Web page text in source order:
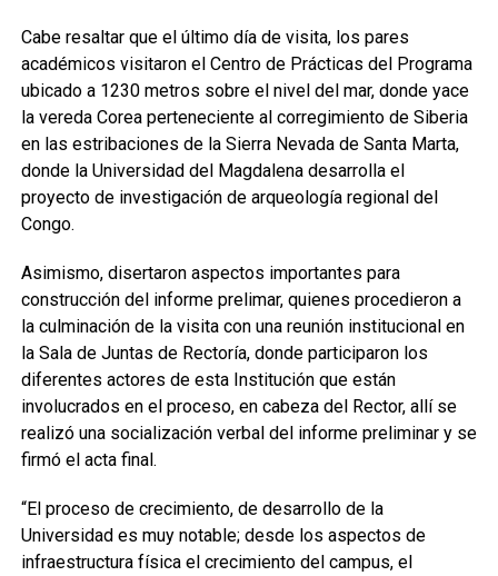
Cabe resaltar que el último día de visita, los pares
académicos visitaron el Centro de Prácticas del Programa
ubicado a 1230 metros sobre el nivel del mar, donde yace
la vereda Corea perteneciente al corregimiento de Siberia
en las estribaciones de la Sierra Nevada de Santa Marta,
donde la Universidad del Magdalena desarrolla el
proyecto de investigación de arqueología regional del
Congo.
Asimismo, disertaron aspectos importantes para
construcción del informe prelimar, quienes procedieron a
la culminación de la visita con una reunión institucional en
la Sala de Juntas de Rectoría, donde participaron los
diferentes actores de esta Institución que están
involucrados en el proceso, en cabeza del Rector, allí se
realizó una socialización verbal del informe preliminar y se
firmó el acta final.
“El proceso de crecimiento, de desarrollo de la
Universidad es muy notable; desde los aspectos de
infraestructura física el crecimiento del campus, el